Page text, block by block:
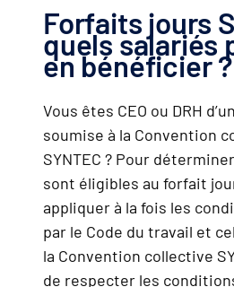
Forfaits jours
quels salariés
en bénéficier ?
Vous êtes CEO ou DRH
soumise à la Convention
SYNTEC ? Pour
sont éligibles au forfait
appliquer à la fois les
par le Code du travail et
la Convention collective
de respecter les